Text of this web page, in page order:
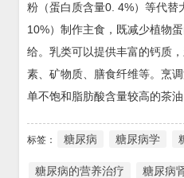
粉（蛋白质含量0. 4%）等代替
10%）制作主食，既减少植物
给。乳类可以提供丰富的钙质
素、矿物质、膳食纤维等。烹
单不饱和脂肪酸含量较高的茶
标签： 糖尿病 糖尿病学
糖尿病的营养治疗 糖尿病